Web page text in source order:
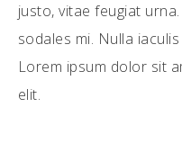
justo, vitae feugiat
sodales mi. Nulla
Lorem ipsum dolor sit
elit.